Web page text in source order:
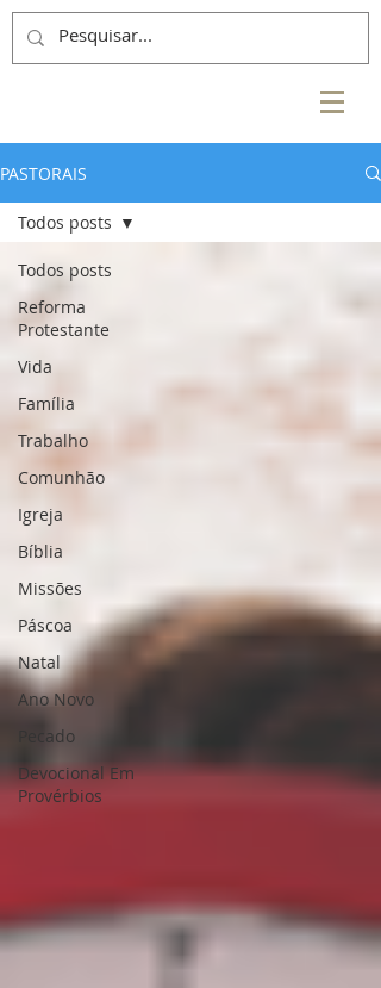
PASTORAIS
Todos posts
Reforma
Protestante
Vida
Família
Trabalho
Comunhão
Igreja
Bíblia
Missões
Páscoa
Natal
Ano Novo
Pecado
Devocional Em
Provérbios
Todos posts